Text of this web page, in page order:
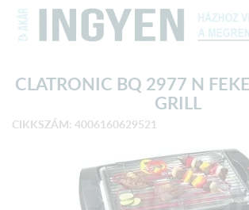
CLATRONIC BQ 2977 N
GRILL
CIKKSZÁM: 4006160629521